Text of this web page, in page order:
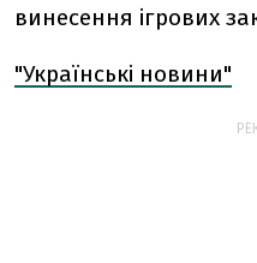
винесення ігрових
"Українські новини"